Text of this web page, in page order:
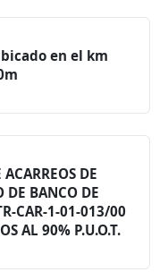
en el km
DE
DE BANCO DE
CAR-1-01-013/00
AL 90% P.U.O.T.